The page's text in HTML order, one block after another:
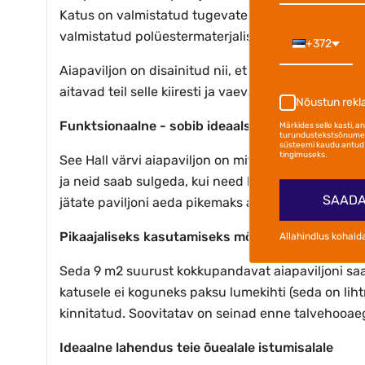
Katus on valmistatud tugevatest, UV-kindlatest
valmistatud polüestermaterjalist, mis on
Aiapaviljon on disainitud nii, et seda on lihtne
aitavad teil selle kiiresti ja vaevata kokku panna.
Funktsionaalne - sobib ideaalselt kõikide
See Hall värvi aiapaviljon on mitmekülgne ja
ja neid saab sulgeda, kui need kokku tõmmata.
jätate paviljoni aeda pikemaks ajaks ja soovite
Pikaajaliseks kasutamiseks mõeldud aiapaviljon
Seda 9 m2 suurust kokkupandavat aiapaviljoni
katusele ei koguneks paksu lumekihti (seda on
kinnitatud. Soovitatav on seinad enne
Ideaalne lahendus teie õuealale istumisalale
+372
Nõustun
Märkides selle kasti,
süsteemi kaudu
tingimuseks.
Allahindlus